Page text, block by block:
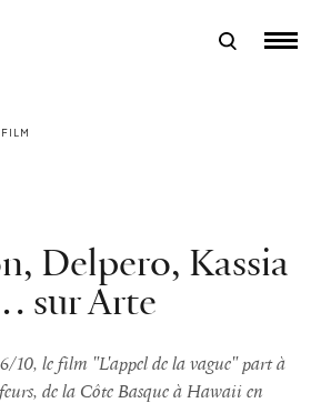
FILM
Delpero, Kassia
sur Arte
10, le film "L'appel de la vague" part à
de la Côte Basque à Hawaii en